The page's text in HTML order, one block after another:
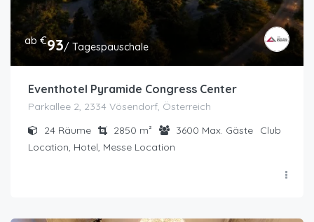
ab €93/ Tagespauschale
Eventhotel Pyramide Congress Center
Parkallee 2, 2334 Vösendorf, Österreich
24 Räume 2850 m² 3600 Max. Gäste
Club
Location, Hotel, Messe Location